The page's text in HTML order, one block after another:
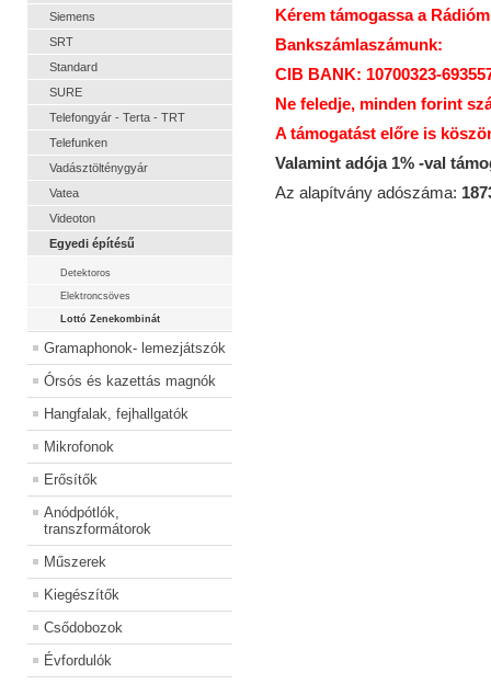
Siemens
SRT
Standard
SURE
Telefongyár - Terta - TRT
Telefunken
Vadásztölténygyár
Vatea
Videoton
Egyedi építésű
Detektoros
Elektroncsöves
Lottó Zenekombinát
Gramaphonok- lemezjátszók
Órsós és kazettás magnók
Hangfalak, fejhallgatók
Mikrofonok
Erősítők
Anódpótlók,
transzformátorok
Műszerek
Kiegészítők
Csődobozok
Évfordulók
Kérem támogassa a
Bankszámlaszámunk:
CIB BANK: 10700323-
Ne feledje, minden forint
A támogatást előre is
Valamint adója 1% -val
Az alapítvány adószáma: